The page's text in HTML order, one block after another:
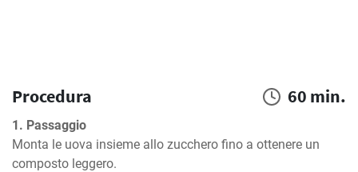
Procedura 60 min.
1. Passaggio
Monta le uova insieme allo zucchero fino a ottenere un
composto leggero.